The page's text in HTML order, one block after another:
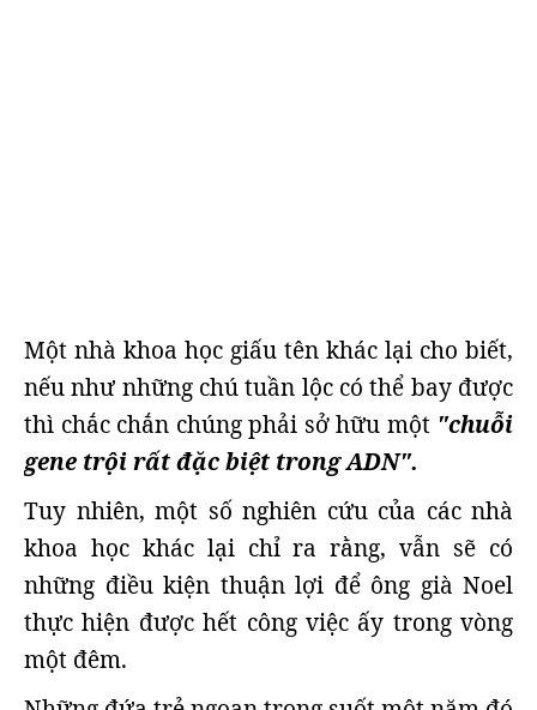
Một nhà khoa học giấu tên khác lại cho biết,
nếu như những chú tuần lộc có thể bay được
thì chắc chắn chúng phải sở hữu một "chuỗi
gene trội rất đặc biệt trong ADN".
Tuy nhiên, một số nghiên cứu của các nhà
khoa học khác lại chỉ ra rằng, vẫn sẽ có
những điều kiện thuận lợi để ông già Noel
thực hiện được hết công việc ấy trong vòng
một đêm.